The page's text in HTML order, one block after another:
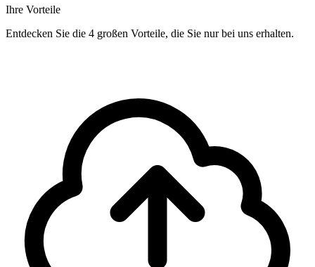
Ihre Vorteile
Entdecken Sie die 4 großen Vorteile, die Sie nur bei uns erhalten.